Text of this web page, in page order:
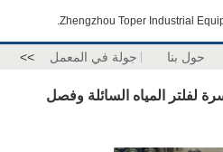
Zhengzhou Toper Industrial
حول بنا جولة في المعمل >>
لفلتر المياه السائلة وفصل